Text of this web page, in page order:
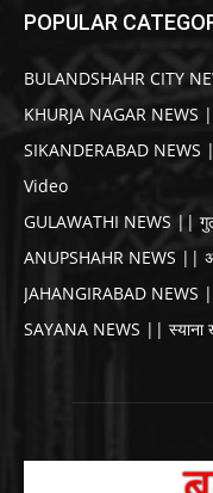
POPULAR
BULANDSHAHR CITY
KHURJA NAGAR NEWS
SIKANDERABAD NEWS
Video
GULAWATHI NEWS ||
ANUPSHAHR NEWS ||
JAHANGIRABAD NEWS
SAYANA NEWS || स्याना